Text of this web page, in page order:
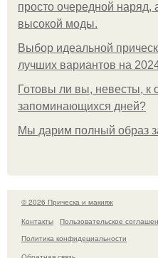
просто очередной наряд,
высокой моды.
Выбор идеальной
лучших вариантов на
Готовы ли вы, невесты, к
запоминающихся дней?
Мы дарим полный образ
© 2026 Прическа и макияж
Контакты
Пользовательское
Политика конфидециальности